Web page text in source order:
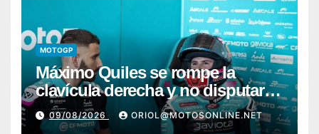
MOTOGP
Máximo Quiles se rompe la
clavícula derecha y no disputará
la carrera de Silverstone
09/08/2026 ORIOL@MOTOSONLINE.NET